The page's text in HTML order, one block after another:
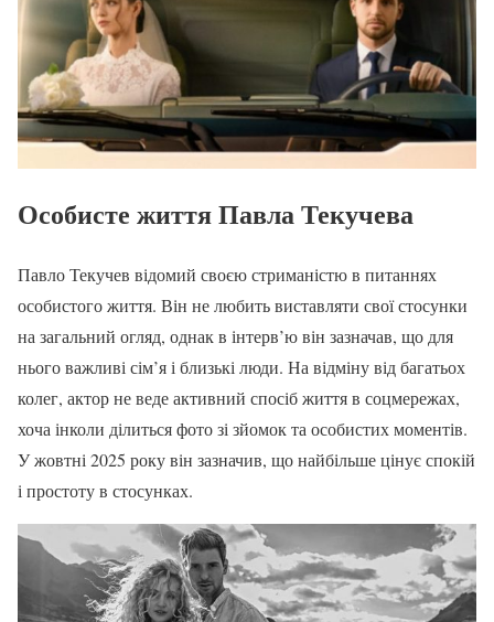
Особисте життя Павла Текучева
Павло Текучев відомий своєю стриманістю в питаннях
особистого життя. Він не любить виставляти свої стосунки
на загальний огляд, однак в інтерв’ю він зазначав, що для
нього важливі сім’я і близькі люди. На відміну від багатьох
колег, актор не веде активний спосіб життя в соцмережах,
хоча інколи ділиться фото зі зйомок та особистих моментів.
У жовтні 2025 року він зазначив, що найбільше цінує спокій
і простоту в стосунках.